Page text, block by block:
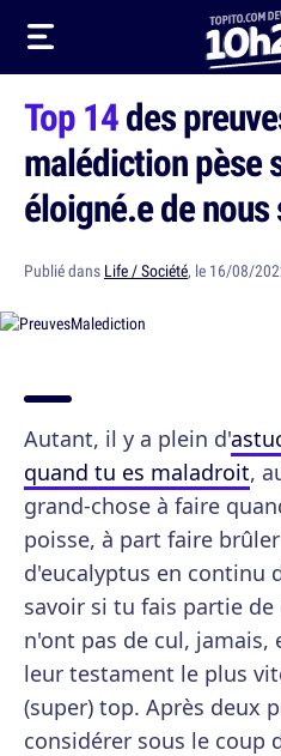
Top 14des
malédiction pèse
éloigné.e de nous
Publié dans Life / Société, le 16/08/
Autant, il y a plein d'
quand tu es maladroit,
grand-chose à faire
poisse, à part faire
d'eucalyptus en continu
savoir si tu fais partie de
n'ont pas de cul,
leur testament le plus
(super) top. Après deux
considérer sous le coup